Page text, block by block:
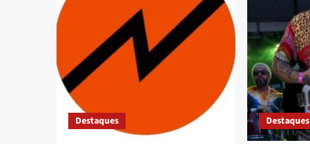
Destaques Destaques